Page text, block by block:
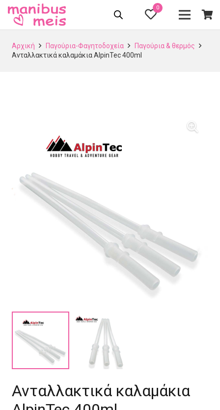
0
Αρχική Παγούρια-Φαγητοδοχεία
Παγούρια & θερμός
Ανταλλακτικά καλαμάκια AlpinTec 400ml
Ανταλλακτικά καλαμάκια